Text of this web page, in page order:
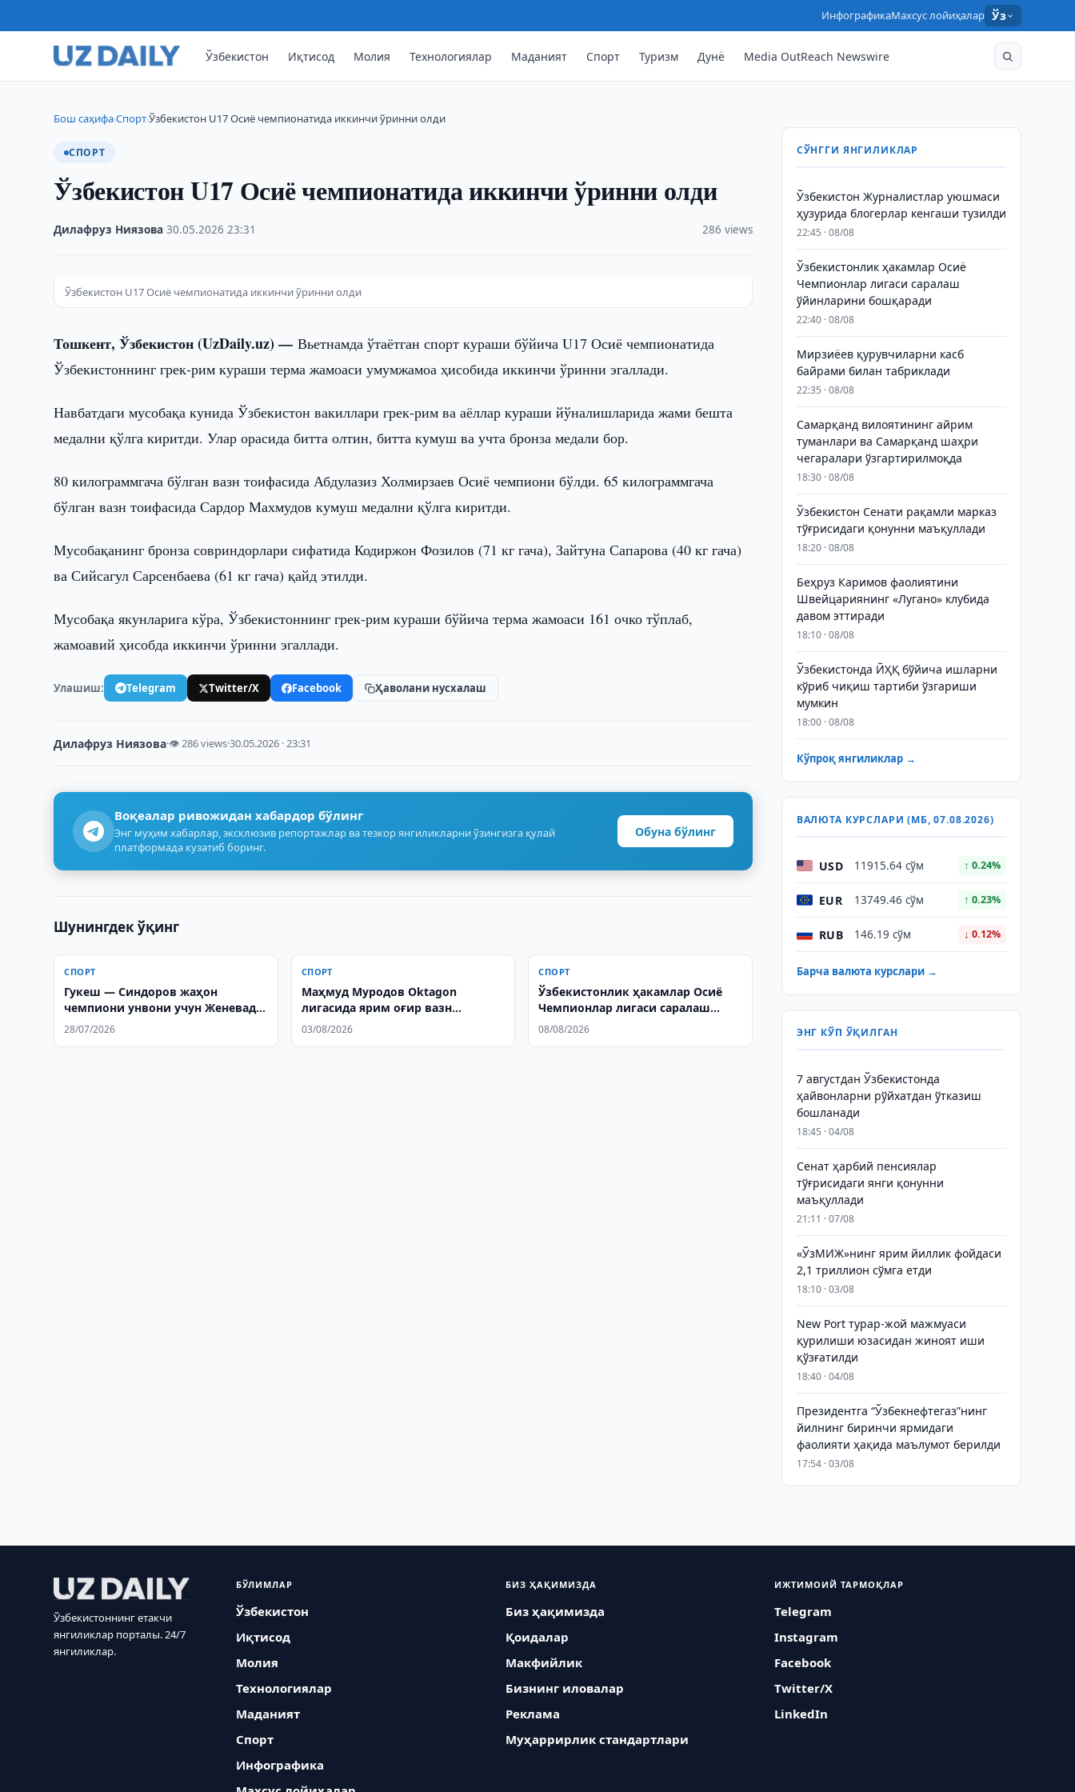
ИнфографикаМахсус лойиҳалар Ўз
Ўзбекистон Иқтисод Молия Технологиялар Маданият Спорт Туризм Дунё Media OutReach Newswire
Бош саҳифа›Спорт›Ўзбекистон U17 Осиё чемпионатида иккинчи ўринни олди
СПОРТ
Ўзбекистон U17 Осиё чемпионатида иккинчи ўринни олди
Дилафруз Ниязова ·30.05.2026 ·23:31 286 views
Ўзбекистон U17 Осиё чемпионатида иккинчи ўринни олди
Тошкент, Ўзбекистон (UzDaily.uz) —Вьетнамда ўтаётган спорт кураши бўйича U17 Осиё чемпионатида
Ўзбекистоннинг грек-рим кураши терма жамоаси умумжамоа ҳисобида иккинчи ўринни эгаллади.
Навбатдаги мусобақа кунида Ўзбекистон вакиллари грек-рим ва аёллар кураши йўналишларида жами бешта
медални қўлга киритди. Улар орасида битта олтин, битта кумуш ва учта бронза медали бор.
80 килограммгача бўлган вазн тоифасида Абдулазиз Холмирзаев Осиё чемпиони бўлди. 65 килограммгача
бўлган вазн тоифасида Сардор Махмудов кумуш медални қўлга киритди.
Мусобақанинг бронза совриндорлари сифатида Кодиржон Фозилов (71 кг гача), Зайтуна Сапарова (40 кг гача)
ва Сийсагул Сарсенбаева (61 кг гача) қайд этилди.
Мусобақа якунларига кўра, Ўзбекистоннинг грек-рим кураши бўйича терма жамоаси 161 очко тўплаб,
жамоавий ҳисобда иккинчи ўринни эгаллади.
Улашиш: Telegram Twitter/X Facebook Ҳаволани нусхалаш
Дилафруз Ниязова·👁 286 views·30.05.2026 · 23:31
Воқеалар ривожидан хабардор бўлинг
Энг муҳим хабарлар, эксклюзив репортажлар ва тезкор янгиликларни ўзингизга қулай
платформада кузатиб боринг.
Обуна бўлинг
Шунингдек ўқинг
СПОРТ
Гукеш — Синдоров жаҳон
чемпиони унвони учун Женевада
ўйнайди
28/07/2026
СПОРТ
Маҳмуд Муродов Oktagon
лигасида ярим оғир вазн
чемпиони бўлди
03/08/2026
СПОРТ
Ўзбекистонлик ҳакамлар Осиё
Чемпионлар лигаси саралаш
ўйинларини бошқаради
08/08/2026
СЎНГГИ ЯНГИЛИКЛАР
Ўзбекистон Журналистлар уюшмаси
ҳузурида блогерлар кенгаши тузилди
22:45 · 08/08
Ўзбекистонлик ҳакамлар Осиё
Чемпионлар лигаси саралаш
ўйинларини бошқаради
22:40 · 08/08
Мирзиёев қурувчиларни касб
байрами билан табриклади
22:35 · 08/08
Самарқанд вилоятининг айрим
туманлари ва Самарқанд шаҳри
чегаралари ўзгартирилмоқда
18:30 · 08/08
Ўзбекистон Сенати рақамли марказ
тўғрисидаги қонунни маъқуллади
18:20 · 08/08
Беҳруз Каримов фаолиятини
Швейцариянинг «Лугано» клубида
давом эттиради
18:10 · 08/08
Ўзбекистонда ЙҲҚ бўйича ишларни
кўриб чиқиш тартиби ўзгариши
мумкин
18:00 · 08/08
Кўпроқ янгиликлар →
ВАЛЮТА КУРСЛАРИ (МБ, 07.08.2026)
USD 11915.64 сўм ↑ 0.24%
EUR 13749.46 сўм ↑ 0.23%
RUB 146.19 сўм ↓ 0.12%
Барча валюта курслари →
ЭНГ КЎП ЎҚИЛГАН
7 августдан Ўзбекистонда
ҳайвонларни рўйхатдан ўтказиш
бошланади
18:45 · 04/08
Сенат ҳарбий пенсиялар
тўғрисидаги янги қонунни
маъқуллади
21:11 · 07/08
«ЎзМИЖ»нинг ярим йиллик фойдаси
2,1 триллион сўмга етди
18:10 · 03/08
New Port турар-жой мажмуаси
қурилиши юзасидан жиноят иши
қўзғатилди
18:40 · 04/08
Президентга “Ўзбекнефтегаз”нинг
йилнинг биринчи ярмидаги
фаолияти ҳақида маълумот берилди
17:54 · 03/08
Ўзбекистоннинг етакчи
янгиликлар порталы. 24/7
янгиликлар.
БЎЛИМЛАР
Ўзбекистон
Иқтисод
Молия
Технологиялар
Маданият
Спорт
Инфографика
БИЗ ҲАҚИМИЗДА
Биз ҳақимизда
Қоидалар
Макфийлик
Бизнинг иловалар
Реклама
Муҳаррирлик стандартлари
ИЖТИМОИЙ ТАРМОҚЛАР
Telegram
Instagram
Facebook
Twitter/X
LinkedIn